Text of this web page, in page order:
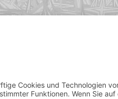
auf deine persönliche
Kreditinstituten ist
Die Zinssätze variieren stark